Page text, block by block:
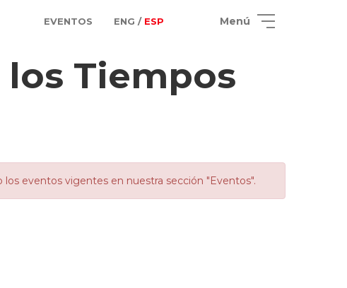
EVENTOS ENG / ESP Menú
Tiempos
eventos vigentes en nuestra sección "Eventos".